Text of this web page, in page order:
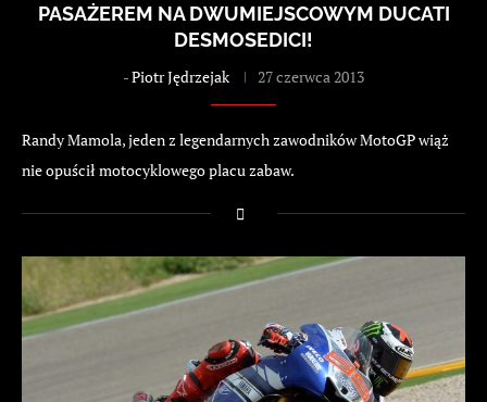
PASAŻEREM NA DWUMIEJSCOWYM DUCATI
DESMOSEDICI!
-Piotr Jędrzejak 27 czerwca 2013
Randy Mamola, jeden z legendarnych zawodników MotoGP wiąż
nie opuścił motocyklowego placu zabaw.